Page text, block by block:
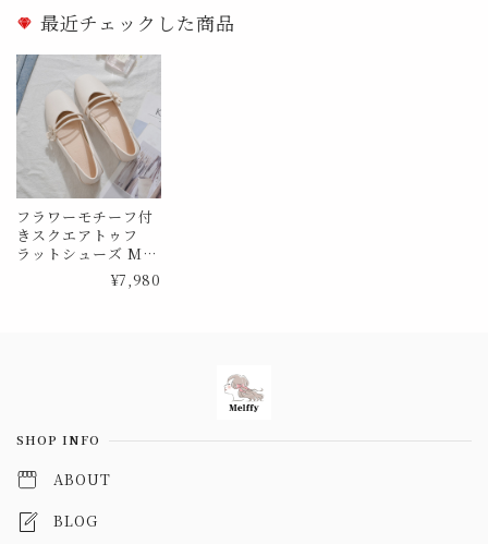
最近チェックした商品
フラワーモチーフ付
きスクエアトゥフ
ラットシューズ Me1
¥7,980
SHOP INFO
ABOUT
BLOG